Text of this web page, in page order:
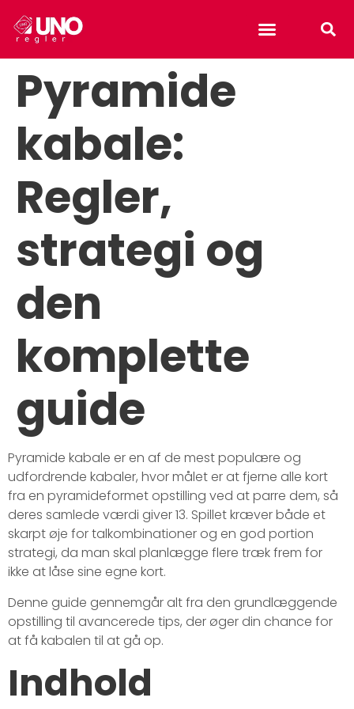
Pyramide
kabale:
Regler,
strategi og
den
komplette
guide
Pyramide kabale er en af de mest populære og
udfordrende kabaler, hvor målet er at fjerne alle kort
fra en pyramideformet opstilling ved at parre dem, så
deres samlede værdi giver 13. Spillet kræver både et
skarpt øje for talkombinationer og en god portion
strategi, da man skal planlægge flere træk frem for
ikke at låse sine egne kort.
Denne guide gennemgår alt fra den grundlæggende
opstilling til avancerede tips, der øger din chance for
at få kabalen til at gå op.
Indhold